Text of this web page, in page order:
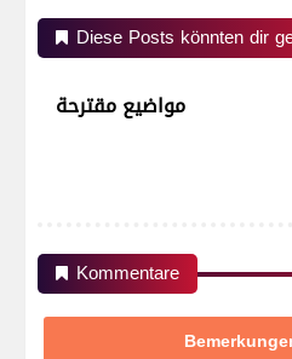
Diese Posts könnten dir
مواضيع مقترحة
Kommentare